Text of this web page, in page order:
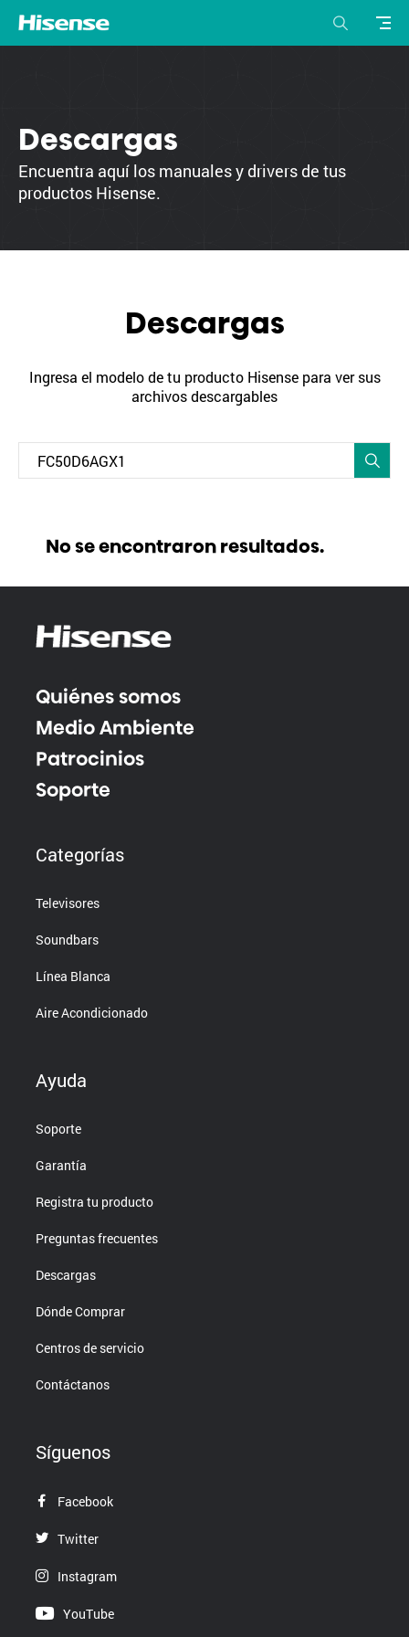
Descargas
Encuentra aquí los manuales y drivers de tus
productos Hisense.
Descargas
Ingresa el modelo de tu producto Hisense para ver sus
archivos descargables
No se encontraron resultados.
Quiénes somos
Medio Ambiente
Patrocinios
Soporte
Categorías
Televisores
Soundbars
Línea Blanca
Aire Acondicionado
Ayuda
Soporte
Garantía
Registra tu producto
Preguntas frecuentes
Descargas
Dónde Comprar
Centros de servicio
Contáctanos
Síguenos
Facebook
Twitter
Instagram
YouTube